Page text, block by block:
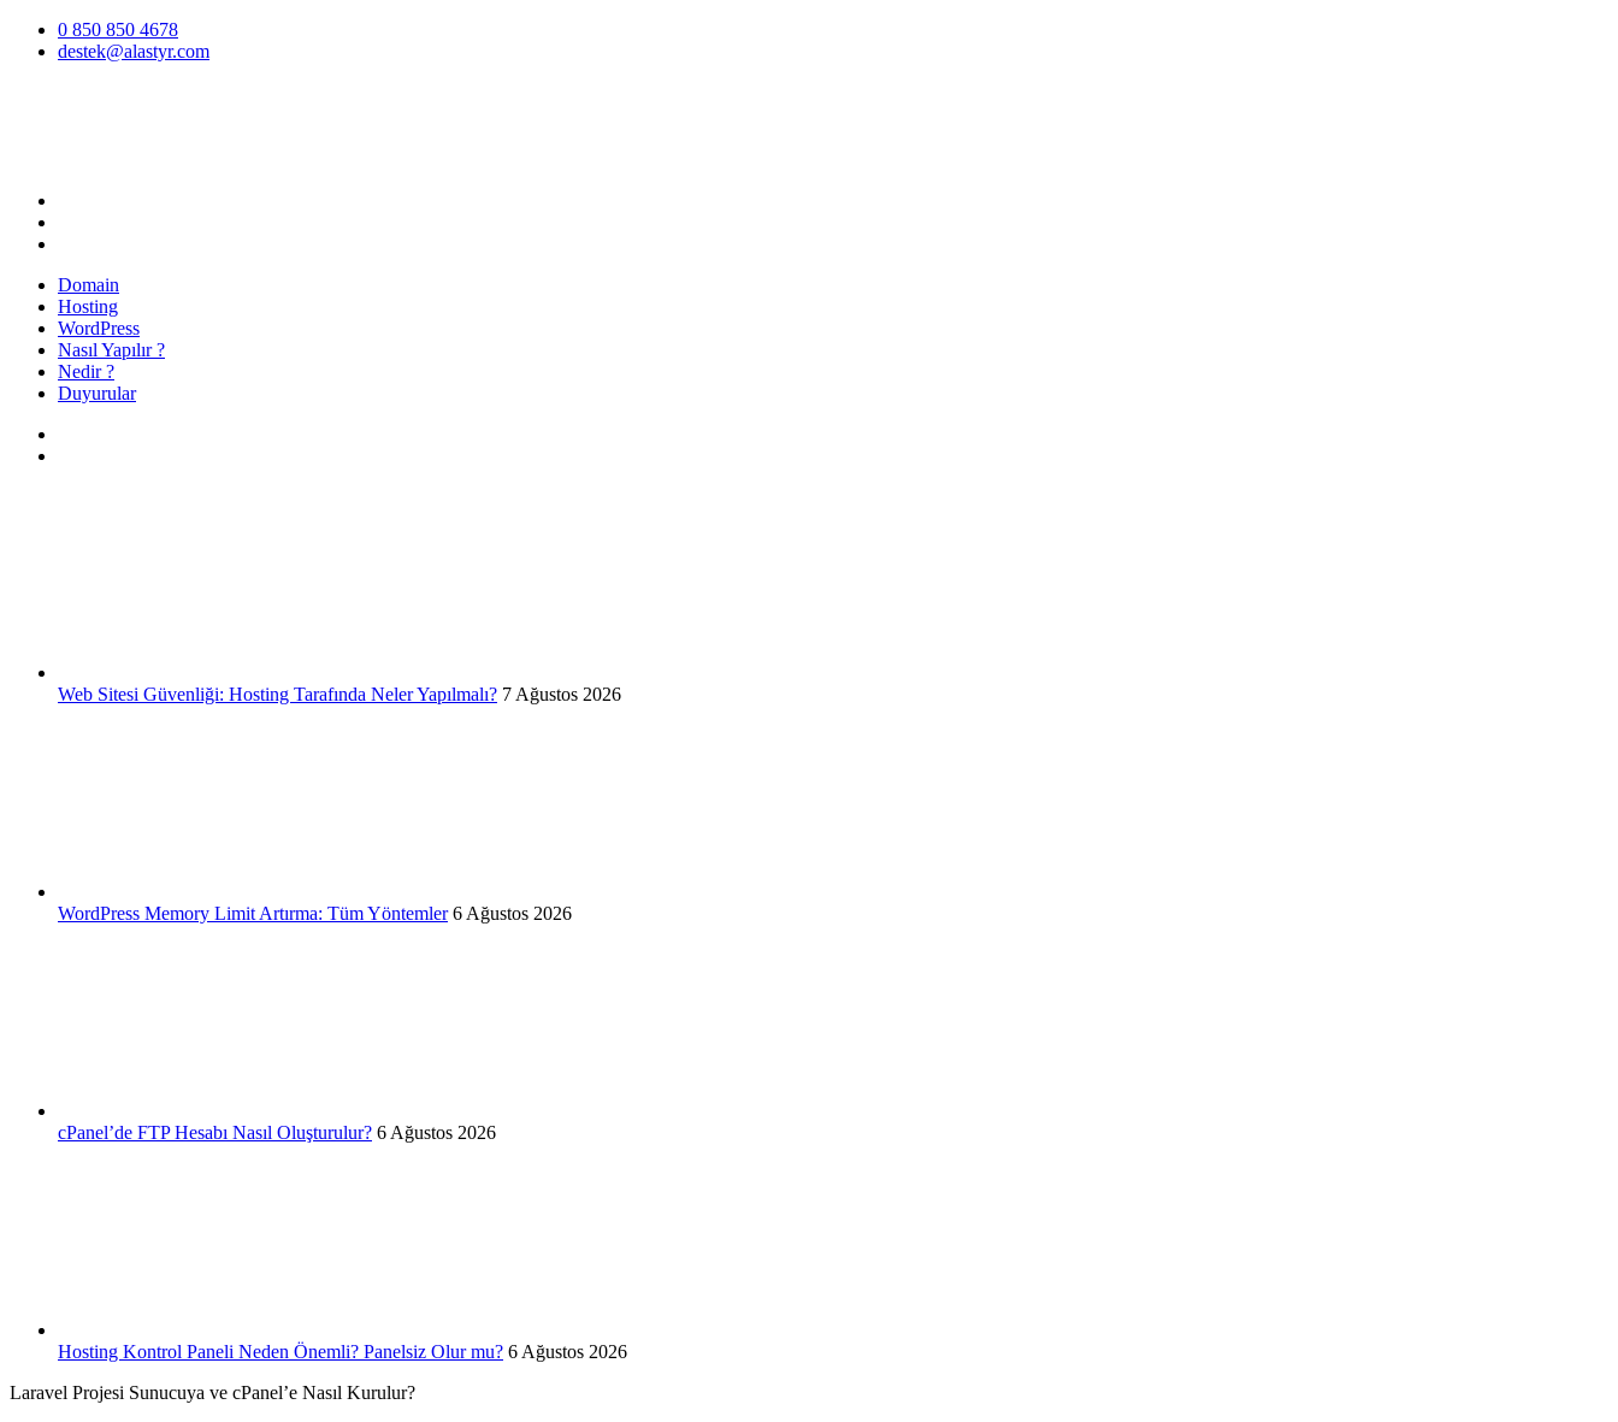
İçeriğe0 850 850 4678
destek@alastyr.com
Hosting Blog | Alastyr
Domain
Hosting
WordPress
Nasıl Yapılır ?
Nedir ?
Duyurular
Web Sitesi Güvenliği: Hosting Tarafında Neler Yapılmalı? 7 Ağustos 2026
WordPress Memory Limit Artırma: Tüm Yöntemler 6 Ağustos 2026
cPanel’de FTP Hesabı Nasıl Oluşturulur? 6 Ağustos 2026
Hosting Kontrol Paneli Neden Önemli? Panelsiz Olur mu? 6 Ağustos 2026
Laravel Projesi Sunucuya ve cPanel’e Nasıl Kurulur?